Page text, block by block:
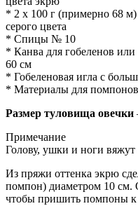
* 2 х 100 г (примерно 68
серого цвета
* Спицы № 10
* Канва для гобеленов
60 см
* Гобеленовая игла с
* Материалы для помпонов
Размер туловища овечки
Примечание
Голову, ушки и ноги
Из пряжи оттенка экрю
помпон) диаметром 10 см.
чтобы пришить помпоны к